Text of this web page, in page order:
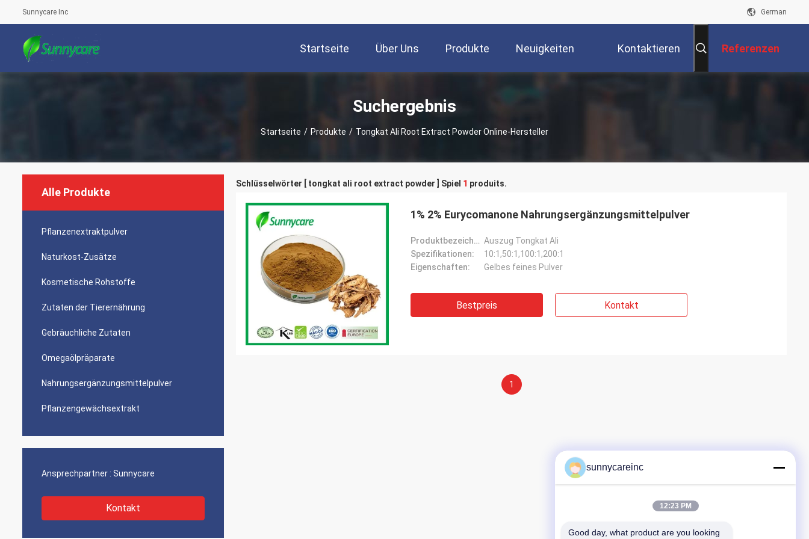
Sunnycare Inc German
Startseite Über Uns Produkte Neuigkeiten Kontaktieren Referenzen
Suchergebnis
Startseite / Produkte / Tongkat Ali Root Extract Powder Online-Hersteller
Alle Produkte
Pflanzenextraktpulver
Naturkost-Zusätze
Kosmetische Rohstoffe
Zutaten der Tierernährung
Gebräuchliche Zutaten
Omegaölpräparate
Nahrungsergänzungsmittelpulver
Pflanzengewächsextrakt
Ansprechpartner : Sunnycare
Kontakt
Schlüsselwörter [ tongkat ali root extract powder ] Spiel 1 produits.
1% 2% Eurycomanone Nahrungsergänzungsmittelpulver
Produktbezeichnung: Auszug Tongkat Ali
Spezifikationen:
10:1,50:1,100:1,200:1
Eigenschaften:
Gelbes feines Pulver
Bestpreis Kontakt
1
sunnycareinc
12:23 PM
Good day, what product are you looking